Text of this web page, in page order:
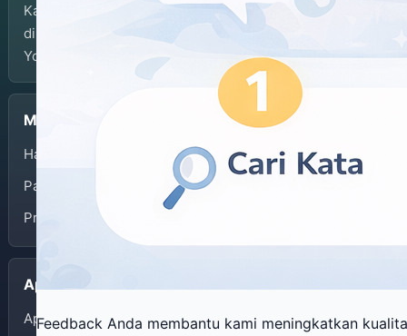
Feedback Anda membantu kami meningkatkan
Kamus Bahasa Jawa-Indonesia dikembangkan dan
dikelola oleh Balai Bahasa Provinsi Daerah Istimewa
Yogyakarta.
Menu
Halaman Depan
Panduan Penggunaan
Privacy Policy
Aplikasi
App Store